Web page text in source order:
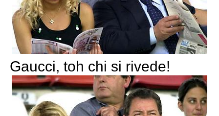
Gaucci, toh chi si rivede!